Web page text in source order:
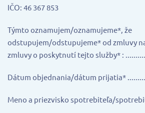
IČO: 46 367 853
Týmto oznamujem/oznamujeme*, že
odstupujem/odstupujeme* od zmluvy
zmluvy o poskytnutí tejto služby* :
Dátum objednania/dátum prijatia*
Meno a priezvisko spotrebiteľa/